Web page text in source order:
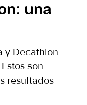
una
y Decathlon
son
resultados